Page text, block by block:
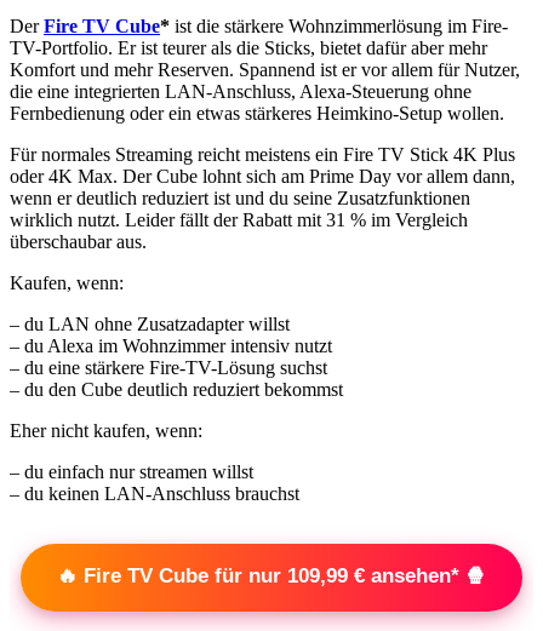
DerFire TV Cube* ist die stärkere Wohnzimmerlösung im Fire-
TV-Portfolio. Er ist teurer als die Sticks, bietet dafür aber mehr
Komfort und mehr Reserven. Spannend ist er vor allem für Nutzer,
die eine integrierten LAN-Anschluss, Alexa-Steuerung ohne
Fernbedienung oder ein etwas stärkeres Heimkino-Setup wollen.
Für normales Streaming reicht meistens ein Fire TV Stick 4K Plus
oder 4K Max. Der Cube lohnt sich am Prime Day vor allem dann,
wenn er deutlich reduziert ist und du seine Zusatzfunktionen
wirklich nutzt. Leider fällt der Rabatt mit 31 % im Vergleich
überschaubar aus.
Kaufen, wenn:
– du LAN ohne Zusatzadapter willst
– du Alexa im Wohnzimmer intensiv nutzt
– du eine stärkere Fire-TV-Lösung suchst
– du den Cube deutlich reduziert bekommst
Eher nicht kaufen, wenn:
– du einfach nur streamen willst
– du keinen LAN-Anschluss brauchst
🔥 Fire TV Cube für nur 109,99 € ansehen* 🍿